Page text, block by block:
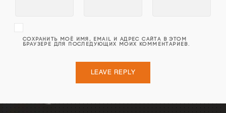
СОХРАНИТЬ МОЁ ИМЯ, EMAIL И АДРЕС САЙТА В ЭТОМ
БРАУЗЕРЕ ДЛЯ ПОСЛЕДУЮЩИХ МОИХ КОММЕНТАРИЕВ.